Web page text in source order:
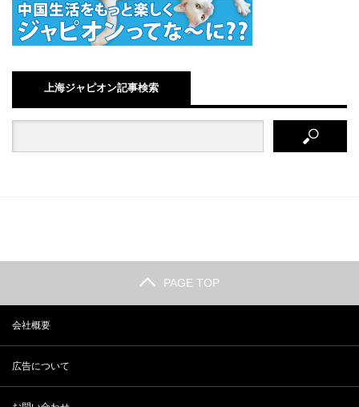
上海ジャピオン記事検索
PAGE TOP
会社概要
広告について